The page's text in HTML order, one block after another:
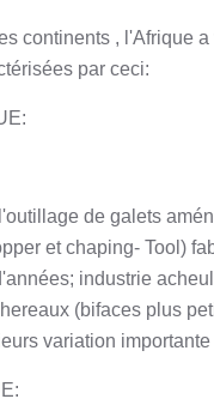
continents , l'Afrique
par ceci:
de galets
et chaping- Tool)
industrie
(bifaces plus
variation